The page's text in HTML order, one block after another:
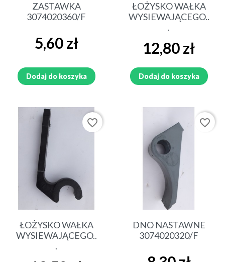
ZASTAWKA
3074020360/F
Cena
5,60 zł
Dodaj do koszyka
ŁOŻYSKO WAŁKA
WYSIEWAJĄCEGO..
.
Cena
12,80 zł
Dodaj do koszyka
ŁOŻYSKO WAŁKA
WYSIEWAJĄCEGO..
.
favorite_border
DNO NASTAWNE
3074020320/F
Cena
favorite_border